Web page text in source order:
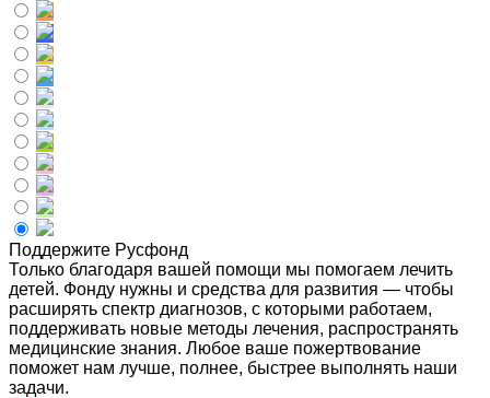
Поддержите Русфонд
Только благодаря вашей помощи мы помогаем лечить
детей. Фонду нужны и средства для развития — чтобы
расширять спектр диагнозов, с которыми работаем,
поддерживать новые методы лечения, распространять
медицинские знания. Любое ваше пожертвование
поможет нам лучше, полнее, быстрее выполнять наши
задачи.